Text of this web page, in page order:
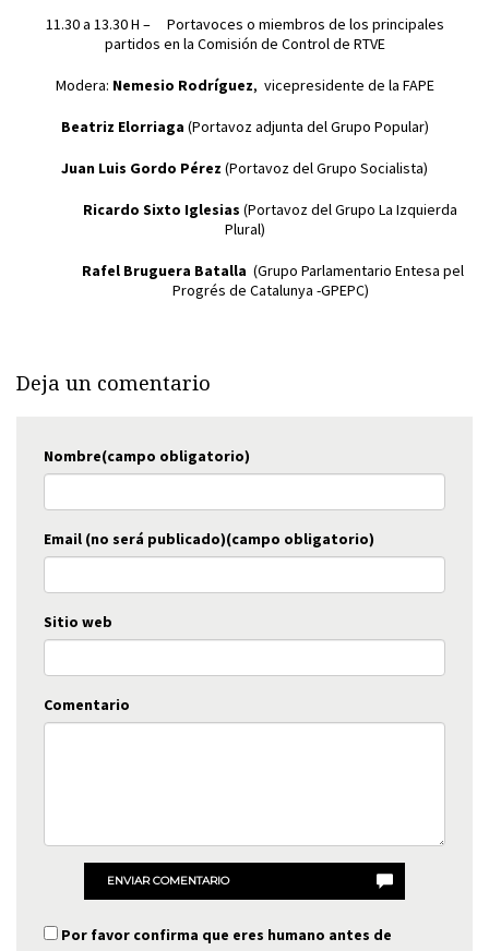
11.30 a 13.30 H – Portavoces o miembros de los principales
partidos en la Comisión de Control de RTVE
Modera: Nemesio Rodríguez, vicepresidente de la FAPE
Beatriz Elorriaga (Portavoz adjunta del Grupo Popular)
Juan Luis Gordo Pérez (Portavoz del Grupo Socialista)
Ricardo Sixto Iglesias(Portavoz del Grupo La Izquierda
Plural)
Rafel Bruguera Batalla (Grupo Parlamentario Entesa pel
Progrés de Catalunya -GPEPC)
Deja un comentario
Nombre(campo obligatorio)
Email (no será publicado)(campo obligatorio)
Sitio web
Comentario
ENVIAR COMENTARIO
Por favor confirma que eres humano antes de